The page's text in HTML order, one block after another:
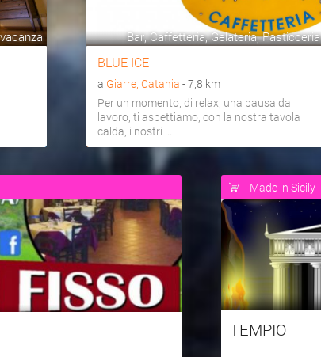
Bar, Caffetteria, Gelateria, Pasticceria
BLUE ICE
a Giarre, Catania - 7,8 km
Per un momento, di relax, una pausa dal
lavoro, ti aspettiamo, con la nostra tavola
calda, i nostri ...
Made in Sicily
TEMPIO